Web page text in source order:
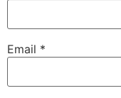
Email *